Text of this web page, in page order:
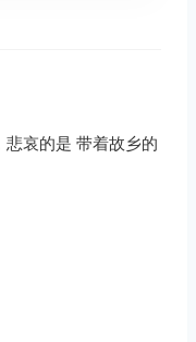
哀的是 带着故乡的